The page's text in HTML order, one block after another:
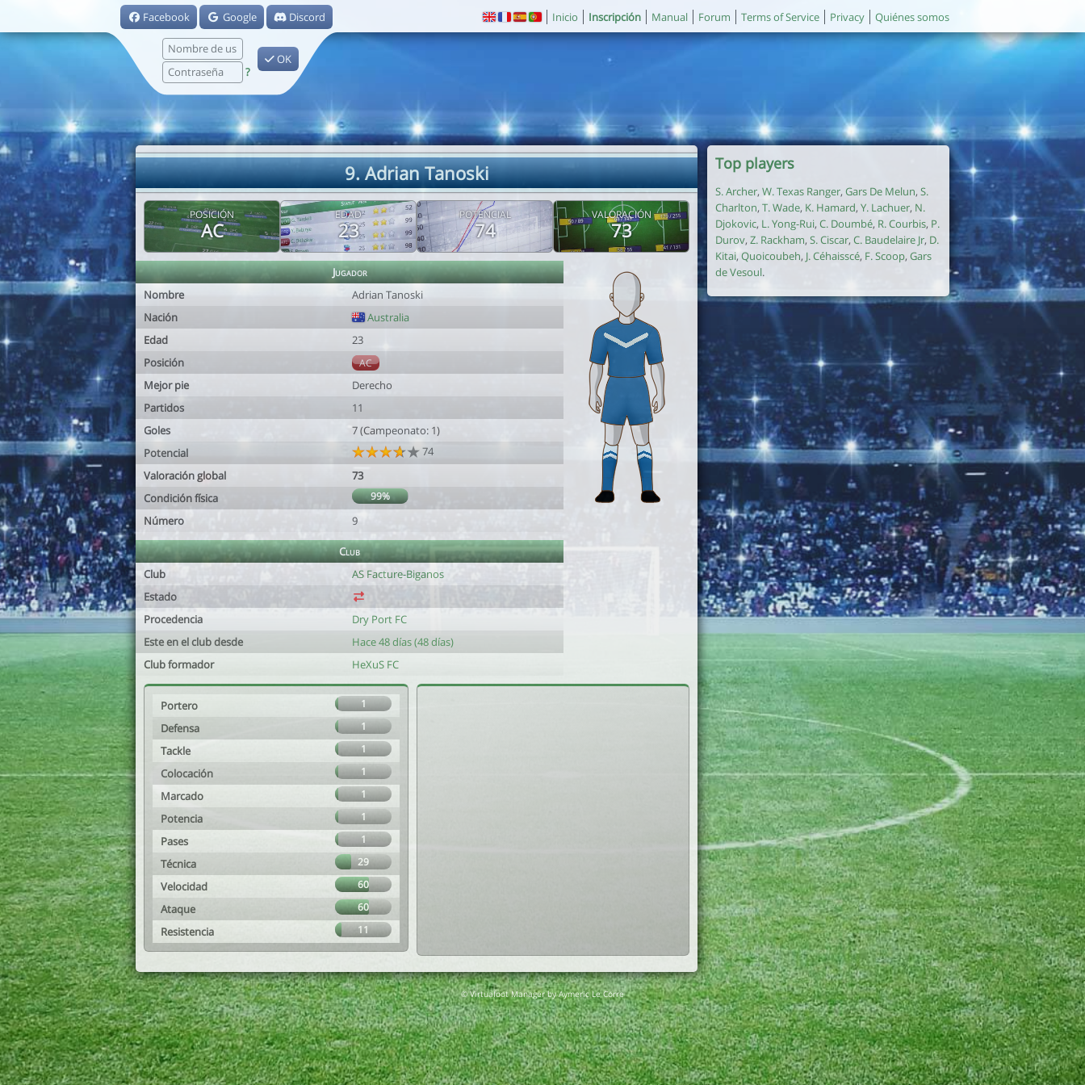
Facebook Google Discord
?
OK
Inicio Inscripción Manual Forum Terms of Service Privacy Quiénes somos
9. Adrian Tanoski
POSICIÓN
AC
EDAD
23
POTENCIAL
74
VALORACIÓN
73
Jugador
Nombre
Adrian Tanoski
Nación
Australia
Edad
23
Posición
AC
Mejor pie
Derecho
Partidos
11
Goles
7 (Campeonato: 1)
Potencial
74
Valoración global
73
Condición física
99%
Número 9
Club
Club
AS Facture-Biganos
Estado
Procedencia
Dry Port FC
Este en el club desde
Hace 48 días (48 días)
Club formador
HeXuS FC
Portero 1
Defensa 1
Tackle 1
Colocación 1
Marcado 1
Potencia 1
Pases 1
Técnica 29
Velocidad 60
Ataque 60
Resistencia 11
Top players
S. Archer, W. Texas Ranger, Gars De Melun, S.
Charlton, T. Wade, K. Hamard, Y. Lachuer, N.
Djokovic, L. Yong-Rui, C. Doumbé, R. Courbis, P.
Durov, Z. Rackham, S. Ciscar, C. Baudelaire Jr, D.
Kitai,Quoicoubeh, J. Céhaisscé, F. Scoop, Gars
de Vesoul.
© Virtuafoot Manager by Aymeric Le Corre